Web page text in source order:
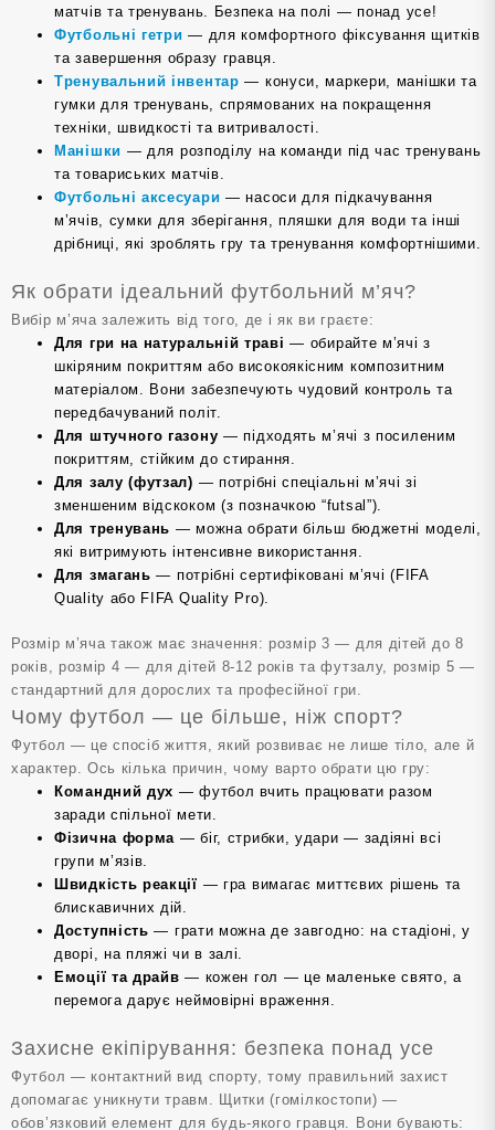
матчів та тренувань. Безпека на полі — понад усе!
Футбольні гетри — для комфортного фіксування щитків
та завершення образу гравця.
Тренувальний інвентар — конуси, маркери, манішки та
гумки для тренувань, спрямованих на покращення
техніки, швидкості та витривалості.
Манішки — для розподілу на команди під час тренувань
та товариських матчів.
Футбольні аксесуари — насоси для підкачування
м’ячів, сумки для зберігання, пляшки для води та інші
дрібниці, які зроблять гру та тренування комфортнішими.
Як обрати ідеальний футбольний м’яч?
Вибір м’яча залежить від того, де і як ви граєте:
Для гри на натуральній траві — обирайте м’ячі з
шкіряним покриттям або високоякісним композитним
матеріалом. Вони забезпечують чудовий контроль та
передбачуваний політ.
Для штучного газону — підходять м’ячі з посиленим
покриттям, стійким до стирання.
Для залу (футзал) — потрібні спеціальні м’ячі зі
зменшеним відскоком (з позначкою “futsal”).
Для тренувань — можна обрати більш бюджетні моделі,
які витримують інтенсивне використання.
Для змагань — потрібні сертифіковані м’ячі (FIFA
Quality або FIFA Quality Pro).
Розмір м’яча також має значення: розмір 3 — для дітей до 8
років, розмір 4 — для дітей 8-12 років та футзалу, розмір 5 —
стандартний для дорослих та професійної гри.
Чому футбол — це більше, ніж спорт?
Футбол — це спосіб життя, який розвиває не лише тіло, але й
характер. Ось кілька причин, чому варто обрати цю гру:
Командний дух — футбол вчить працювати разом
заради спільної мети.
Фізична форма — біг, стрибки, удари — задіяні всі
групи м’язів.
Швидкість реакції — гра вимагає миттєвих рішень та
блискавичних дій.
Доступність — грати можна де завгодно: на стадіоні, у
дворі, на пляжі чи в залі.
Емоції та драйв — кожен гол — це маленьке свято, а
перемога дарує неймовірні враження.
Захисне екіпірування: безпека понад усе
Футбол — контактний вид спорту, тому правильний захист
допомагає уникнути травм. Щитки (гомілкостопи) —
обов’язковий елемент для будь-якого гравця. Вони бувають: